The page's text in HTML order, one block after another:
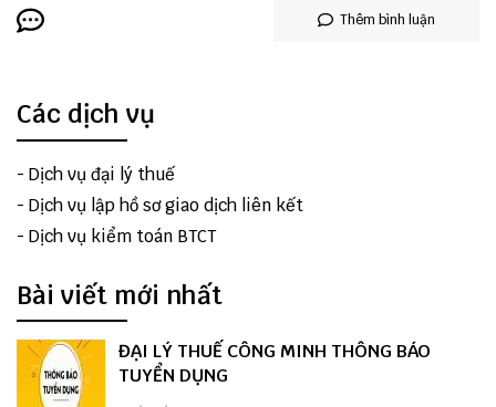
Thêm bình luận
Các dịch vụ
- Dịch vụ đại lý thuế
- Dịch vụ lập hồ sơ giao dịch liên kết
- Dịch vụ kiểm toán BTCT
Bài viết mới nhất
ĐẠI LÝ THUẾ CÔNG MINH THÔNG BÁO
TUYỂN DỤNG